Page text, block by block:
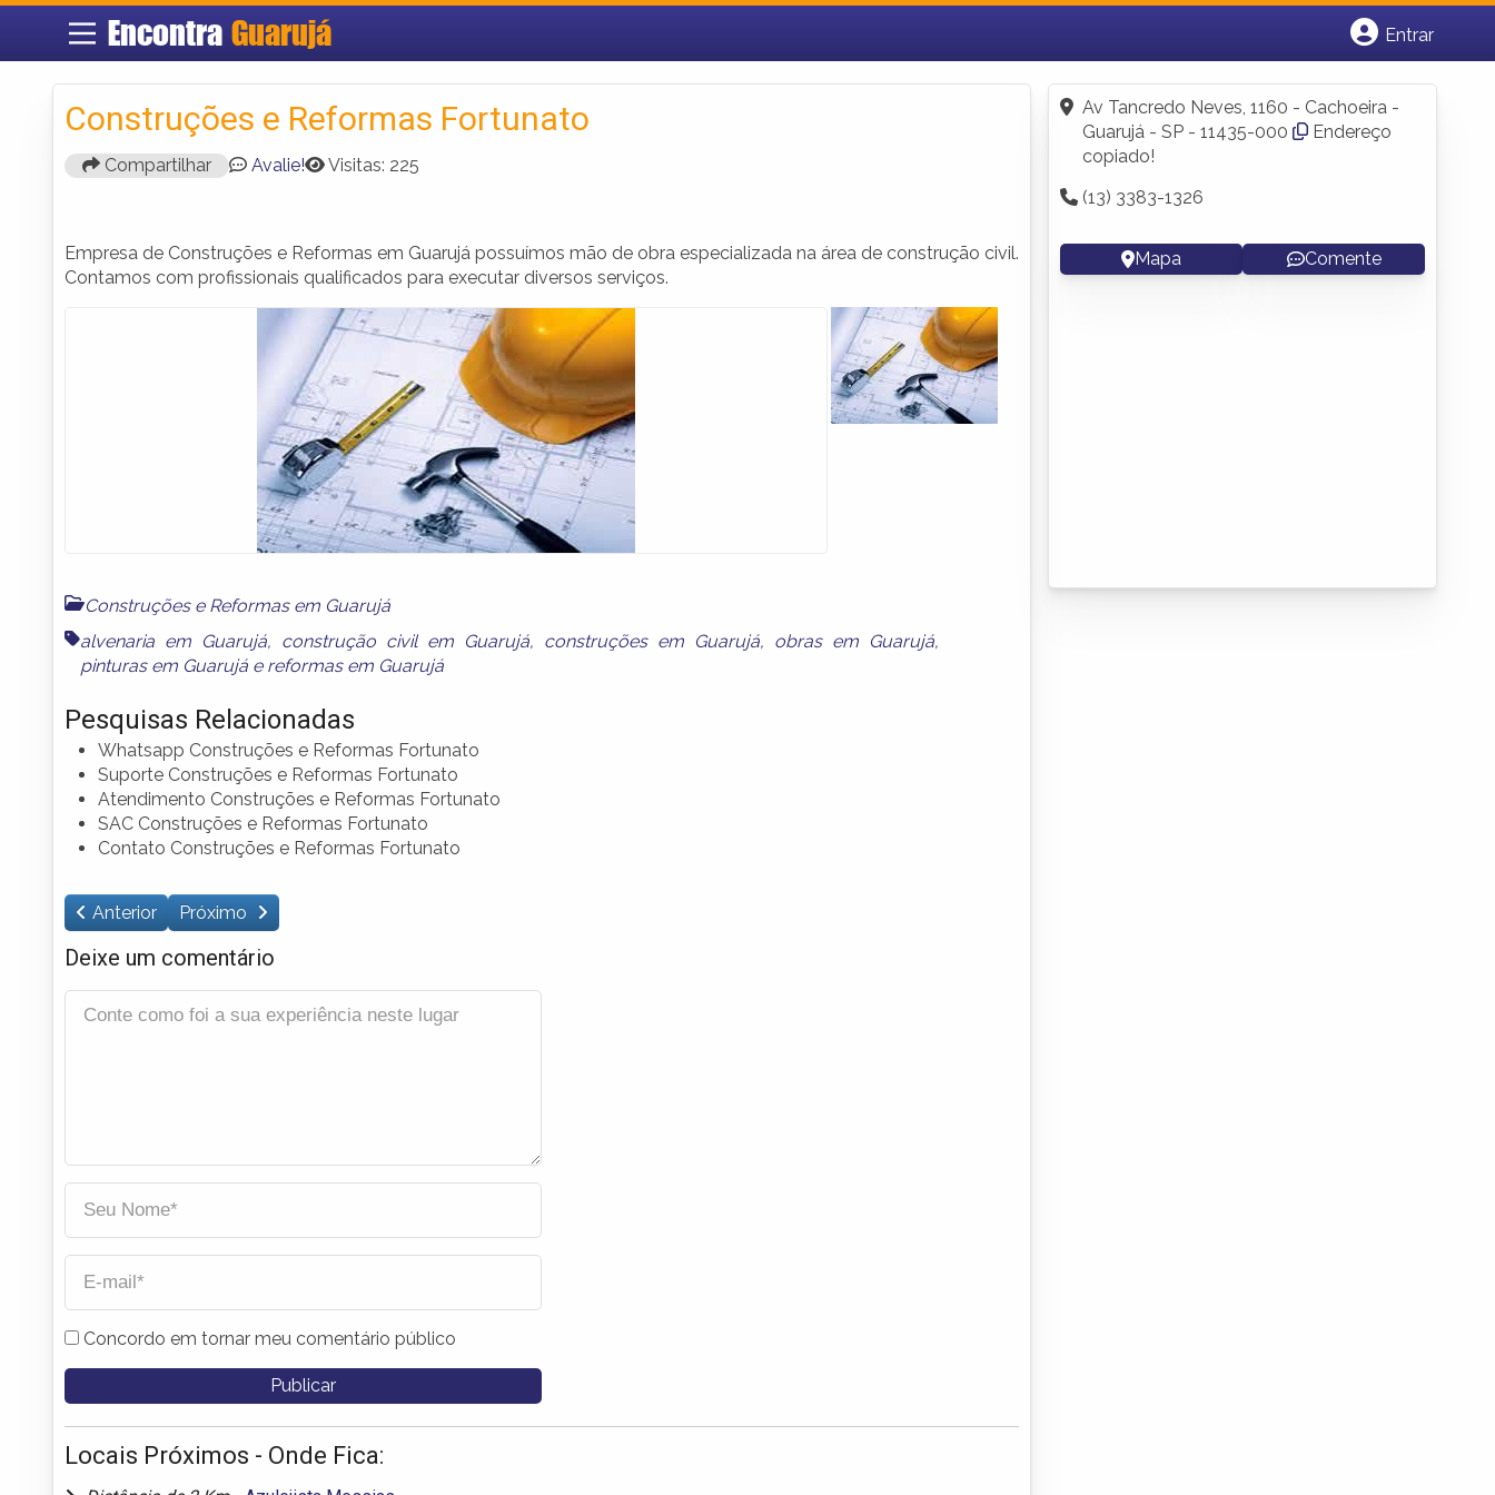
EncontraGuarujá
Entrar
Fazer login
Criar conta
Construções e Reformas Fortunato
Compartilhar Avalie! Visitas: 225
Empresa de Construções e Reformas em Guarujá possuímos mão de obra especializada na área de construção civil.
Contamos com profissionais qualificados para executar diversos serviços.
Construções e Reformas em Guarujá
alvenaria em Guarujá, construção civil em Guarujá, construções em Guarujá, obras em Guarujá,
pinturas em Guarujá e reformas em Guarujá
Pesquisas Relacionadas
Whatsapp Construções e Reformas Fortunato
Suporte Construções e Reformas Fortunato
Atendimento Construções e Reformas Fortunato
SAC Construções e Reformas Fortunato
Contato Construções e Reformas Fortunato
Anterior Próximo
Deixe um comentário
Concordo em tornar meu comentário público
Locais Próximos - Onde Fica:
Av Tancredo Neves, 1160 - Cachoeira -
Guarujá - SP - 11435-000
Endereço
copiado!
(13) 3383-1326
Mapa Comente